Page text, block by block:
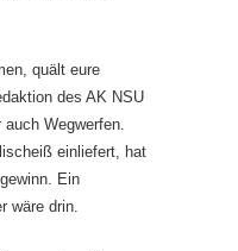
quält eure
des AK NSU
Wegwerfen.
einliefert, hat
Ein
wäre drin.